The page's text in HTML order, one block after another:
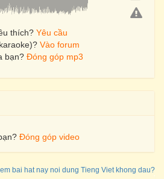
thích? Yêu cầu
Vào forum
bạn? Đóng góp mp3
Đóng góp video
bai hat nay noi dung Tieng Viet khong dau?